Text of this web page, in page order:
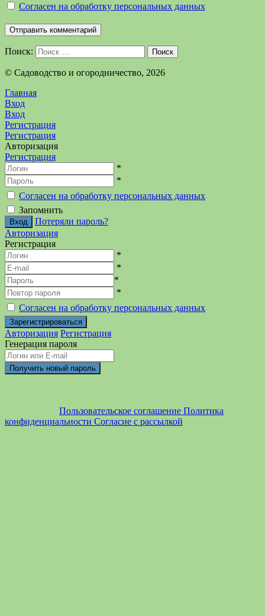
Согласен на обработку персональных данных
Поиск: Поиск
©️ Садоводство и огородничество, 2026
Главная
Вход
Вход
Регистрация
Регистрация
Авторизация
Регистрация
*
*
Согласен на обработку персональных данных
Запомнить
Потеряли пароль?
Авторизация
Регистрация
*
*
*
*
Согласен на обработку персональных данных
Авторизация Регистрация
Генерация пароля
Пользовательское соглашение Политика
конфиденциальности Согласие с рассылкой